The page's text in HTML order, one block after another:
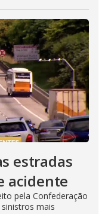
estradas
acidente
pela Confederação
mais